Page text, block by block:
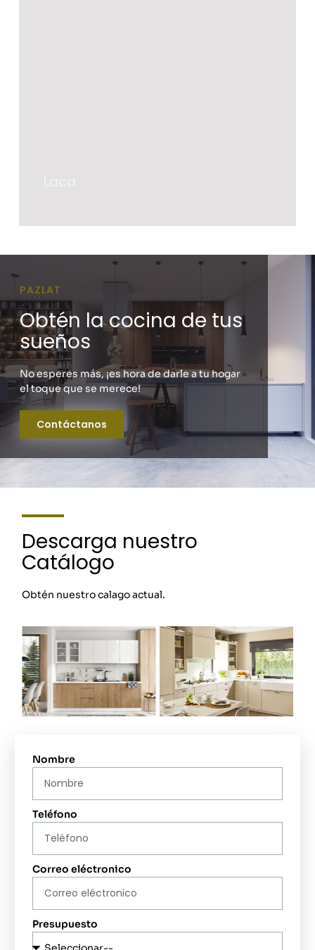
PAZLAT
Obtén la cocina de tus
sueños
No esperes más, ¡es hora de darle a tu hogar
el toque que se merece!
Contáctanos
Descarga nuestro
Catálogo
Obtén nuestro calago actual.
Nombre
Teléfono
Correo eléctronico
Presupuesto